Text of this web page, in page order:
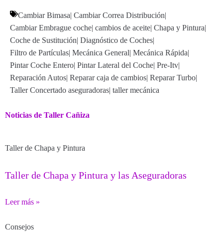
Cambiar Bimasa| Cambiar Correa Distribución|
Cambiar Embrague coche| cambios de aceite| Chapa y Pintura|
Coche de Sustitución| Diagnóstico de Coches|
Filtro de Partículas| Mecánica General| Mecánica Rápida|
Pintar Coche Entero| Pintar Lateral del Coche| Pre-Itv|
Reparación Autos| Reparar caja de cambios| Reparar Turbo|
Taller Concertado aseguradoras| taller mecánica
Noticias de Taller Cañiza
Taller de Chapa y Pintura
Taller de Chapa y Pintura y las Aseguradoras
Leer más »
Consejos